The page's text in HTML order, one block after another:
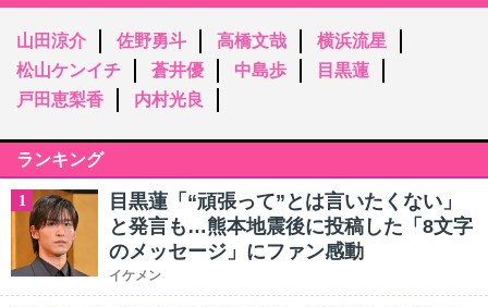
山田涼介 佐野勇斗 高橋文哉
横浜流星
松山ケンイチ
蒼井優 中島歩
目黒蓮
戸田恵梨香
内村光良
ランキング
1
目黒蓮「“頑張って”とは言いたくない」
と発言も…熊本地震後に投稿した「8文字
のメッセージ」にファン感動
イケメン